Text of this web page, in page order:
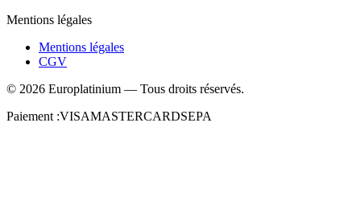
Mentions légales
Mentions légales
CGV
© 2026 Europlatinium — Tous droits réservés.
Paiement :VISAMASTERCARDSEPA